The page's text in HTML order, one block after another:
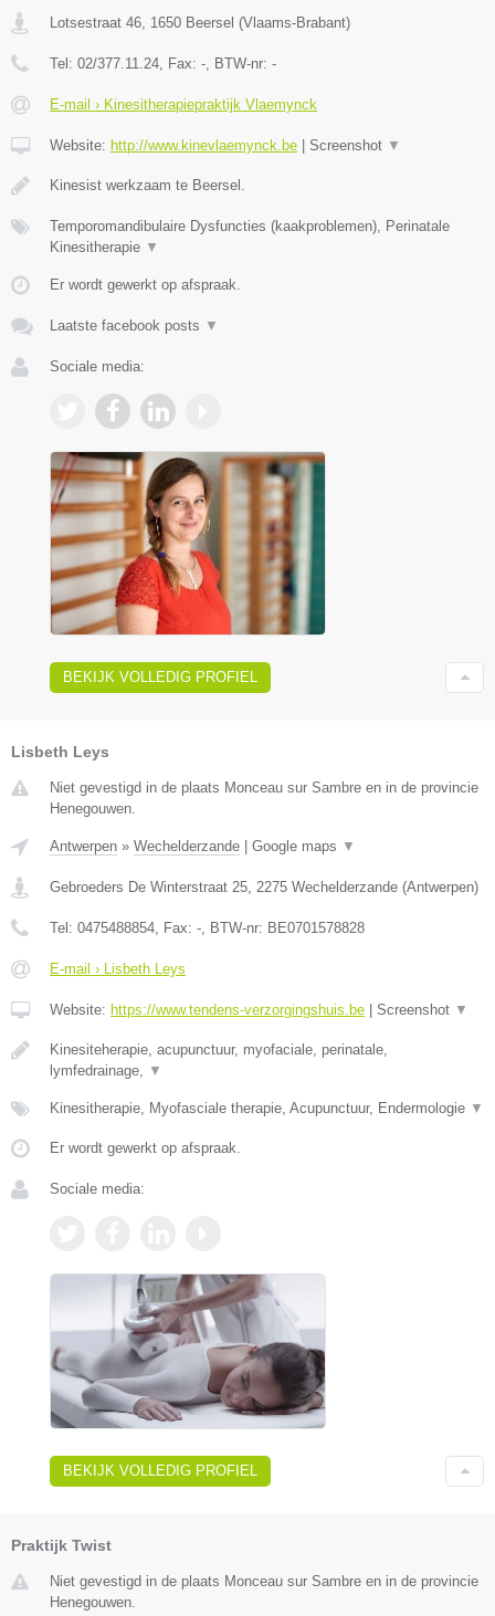
Lotsestraat 46, 1650 Beersel (Vlaams-Brabant)
Tel: 02/377.11.24, Fax: -, BTW-nr: -
E-mail › Kinesitherapiepraktijk Vlaemynck
Website: http://www.kinevlaemynck.be Screenshot ▼
Kinesist werkzaam te Beersel.
Temporomandibulaire Dysfuncties (kaakproblemen), Perinatale
Kinesitherapie ▼
Er wordt gewerkt op afspraak.
Laatste facebook posts ▼
Sociale media:
BEKIJK VOLLEDIG PROFIEL
Lisbeth Leys
Niet gevestigd in de plaats Monceau sur Sambre en in de provincie
Henegouwen.
Antwerpen » Wechelderzande Google maps ▼
Gebroeders De Winterstraat 25 2275 Wechelderzande (Antwerpen)
Tel: 0475488854 , Fax: - , BTW-nr: BE0701578828
E-mail › Lisbeth Leys
Website: https://www.tendens-verzorgingshuis.be Screenshot ▼
Kinesiteherapie, acupunctuur, myofaciale, perinatale,
lymfedrainage,
▼
Kinesitherapie, Myofasciale therapie, Acupunctuur, Endermologie ▼
Er wordt gewerkt op afspraak.
Sociale media:
BEKIJK VOLLEDIG PROFIEL
Praktijk Twist
Niet gevestigd in de plaats Monceau sur Sambre en in de provincie
Henegouwen.